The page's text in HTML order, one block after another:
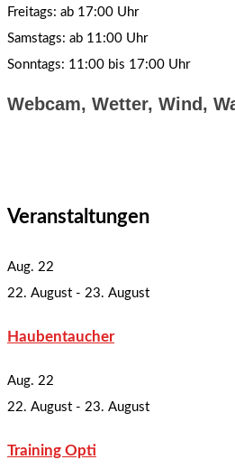
Freitags: ab 17:00 Uhr
Samstags: ab 11:00 Uhr
Sonntags: 11:00 bis 17:00 Uhr
Webcam, Wetter, Wind,
Veranstaltungen
Aug. 22
22. August - 23. August
Haubentaucher
Aug. 22
22. August - 23. August
Training Opti